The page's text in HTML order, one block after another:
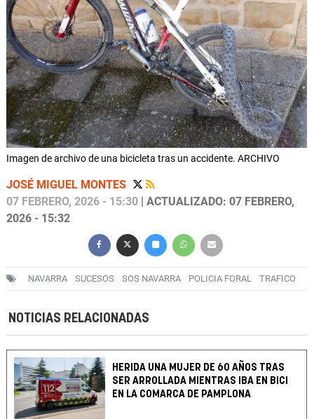
Imagen de archivo de una bicicleta tras un accidente. ARCHIVO
JOSÉ MIGUEL MONTES
07 FEBRERO, 2026 - 15:30 | ACTUALIZADO: 07 FEBRERO,
2026 - 15:32
NAVARRA SUCESOS SOS NAVARRA POLICIA FORAL TRAFICO
NOTICIAS RELACIONADAS
HERIDA UNA MUJER DE 60 AÑOS TRAS
SER ARROLLADA MIENTRAS IBA EN BICI
EN LA COMARCA DE PAMPLONA